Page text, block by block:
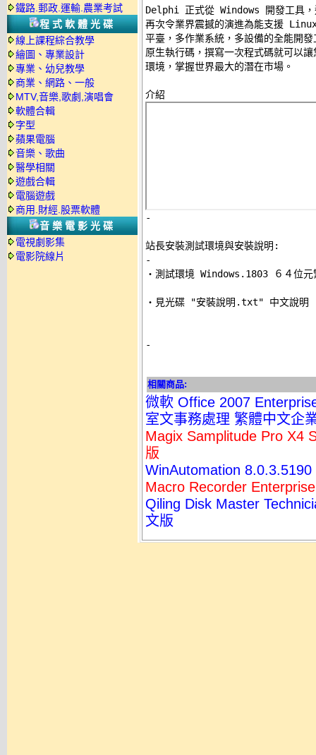
鐵路.郵政.運輸.農業考試
程式軟體光碟
線上課程綜合教學
繪圖、專業設計
專業、幼兒教學
商業、網路、一般
MTV,音樂,歌劇,演唱會
軟體合輯
字型
蘋果電腦
音樂、歌曲
醫學相關
遊戲合輯
電腦遊戲
商用.財經.股票軟體
音樂電影光碟
電視劇影集
電影院線片
Delphi 正式從 Windows 開發工具，
再次令業界震撼的演進為能支援
平臺，多作業系統，多設備的全能
原生執行碼，撰寫一次程式碼就可以
環境，掌握世界最大的潛在市場。
-
站長安裝測試環境與安裝說明:
-
‧測試環境 Windows.1803 ６４位元
‧見光碟 "安裝說明.txt" 中文說明
-
相關商品:
微軟 Office 2007
室文事務處理 繁體中文企
Magix Samplitude Pro X4
版
WinAutomation
Macro Recorder
Qiling Disk Master
文版